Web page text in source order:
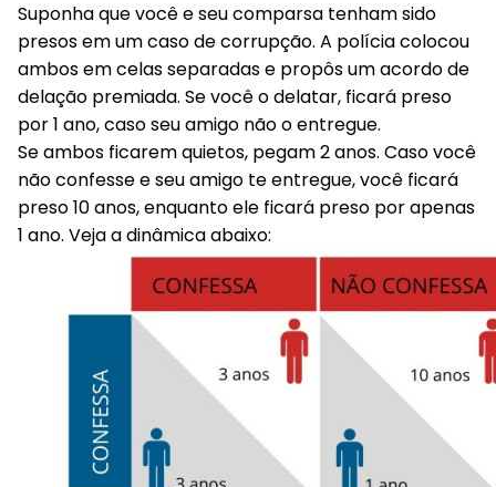
Suponha que você e seu comparsa tenham sido
presos em um caso de corrupção. A polícia colocou
ambos em celas separadas e propôs um acordo de
delação premiada. Se você o delatar, ficará preso
por 1 ano, caso seu amigo não o entregue.
Se ambos ficarem quietos, pegam 2 anos. Caso você
não confesse e seu amigo te entregue, você ficará
preso 10 anos, enquanto ele ficará preso por apenas
1 ano. Veja a dinâmica abaixo: